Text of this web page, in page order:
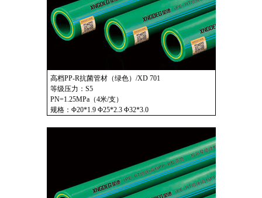
高档PP-R抗菌管材（绿色）/XD 701
等级压力：S5
PN=1.25MPa（4米/支）
规格：Φ20*1.9 Φ25*2.3 Φ32*3.0